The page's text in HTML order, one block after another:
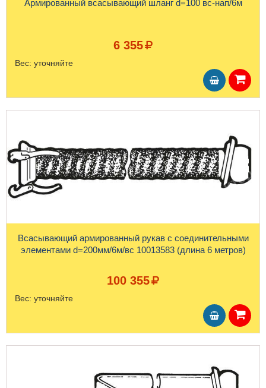
Армированный всасывающий шланг d=100 вс-нап/6м
6 355
Вес: уточняйте
Всасывающий армированный рукав с соединительными
элементами d=200мм/6м/вс 10013583 (длина 6 метров)
100 355
Вес: уточняйте